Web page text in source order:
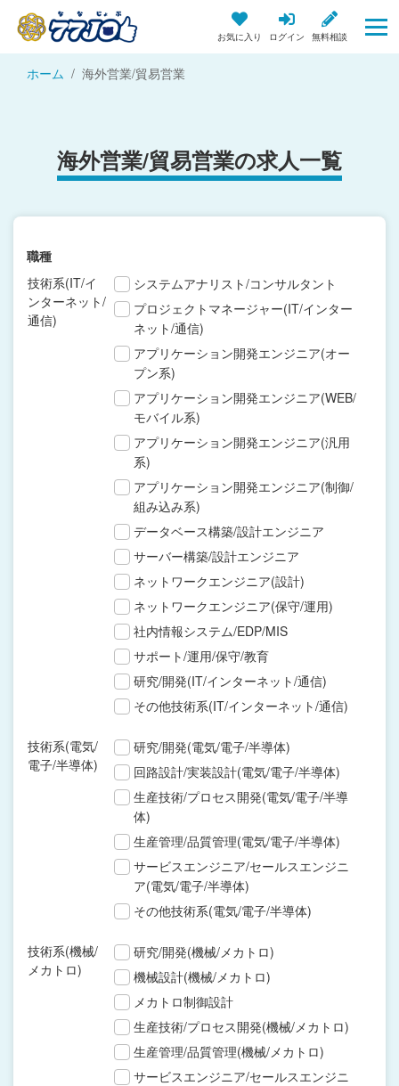
お気に入り ログイン 無料相談
ホーム 海外営業/貿易営業
海外営業/貿易営業の求人一覧
職種
技術系(IT/イ
ンターネット/
通信)
システムアナリスト/コンサルタント
プロジェクトマネージャー(IT/インター
ネット/通信)
アプリケーション開発エンジニア(オー
プン系)
アプリケーション開発エンジニア(WEB/
モバイル系)
アプリケーション開発エンジニア(汎用
系)
アプリケーション開発エンジニア(制御/
組み込み系)
データベース構築/設計エンジニア
サーバー構築/設計エンジニア
ネットワークエンジニア(設計)
ネットワークエンジニア(保守/運用)
社内情報システム/EDP/MIS
サポート/運用/保守/教育
研究/開発(IT/インターネット/通信)
その他技術系(IT/インターネット/通信)
技術系(電気/
電子/半導体)
研究/開発(電気/電子/半導体)
回路設計/実装設計(電気/電子/半導体)
生産技術/プロセス開発(電気/電子/半導
体)
生産管理/品質管理(電気/電子/半導体)
サービスエンジニア/セールスエンジニ
ア(電気/電子/半導体)
その他技術系(電気/電子/半導体)
技術系(機械/
メカトロ)
研究/開発(機械/メカトロ)
機械設計(機械/メカトロ)
メカトロ制御設計
生産技術/プロセス開発(機械/メカトロ)
生産管理/品質管理(機械/メカトロ)
サービスエンジニア/セールスエンジニ